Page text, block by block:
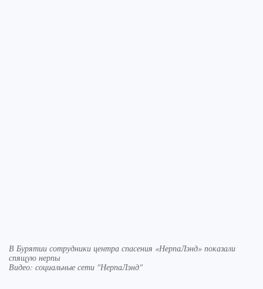
В Бурятии сотрудники центра спасения «НерпаЛэнд» показали
спящую нерпы
Видео: социальные сети "НерпаЛэнд"